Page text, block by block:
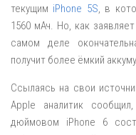
текущим iPhone 5S , в
1560 мАч. Но, как
самом деле
получит более ёмкий
Ссылаясь на свои
Apple аналитик
дюймовом iPhone 6